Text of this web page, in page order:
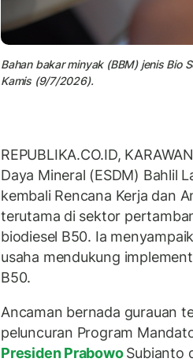
Bahan bakar minyak (BBM) jenis Bio
Kamis (9/7/2026).
REPUBLIKA.CO.ID,
Daya Mineral (ESDM) Bahlil
kembali Rencana Kerja dan
terutama di sektor
biodiesel B50. Ia
usaha mendukung
B50.
Ancaman bernada gurauan
peluncuran Program
Presiden PrabowoSubianto